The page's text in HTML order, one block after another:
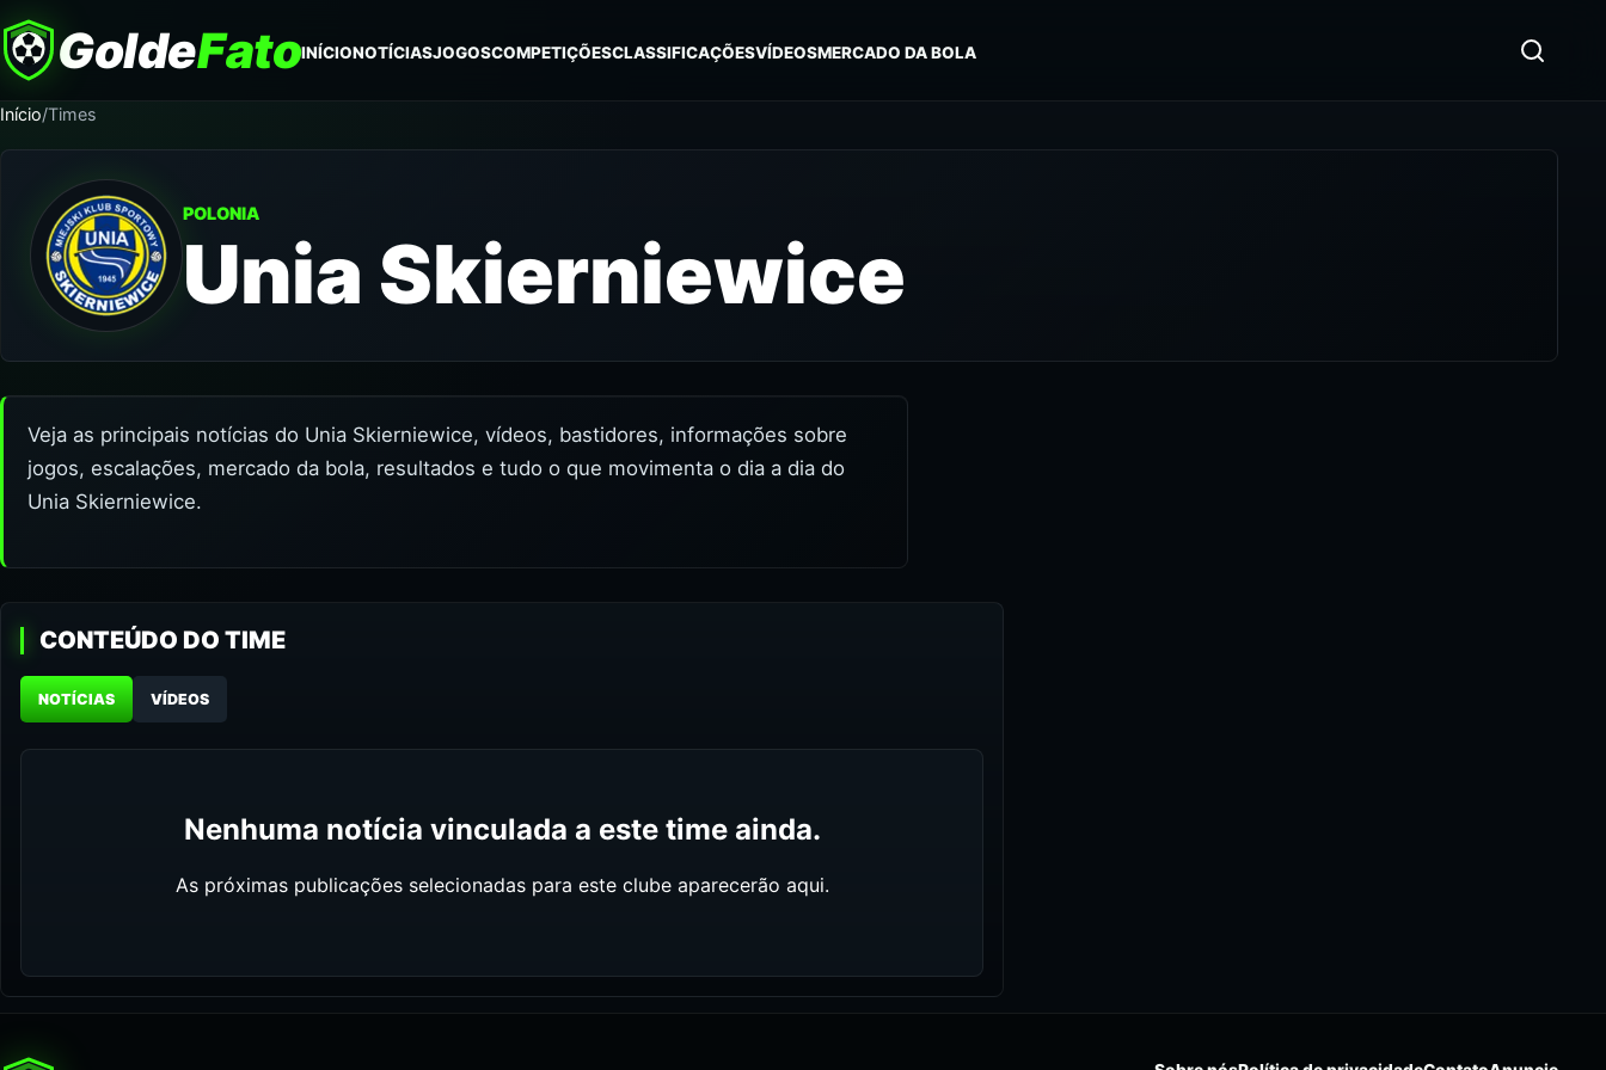
GoldeFatoINÍCIONOTÍCIASJOGOSCOMPETIÇÕESCLASSIFICAÇÕESVÍDEOSMERCADO DA BOLA
Início/Times
POLONIA
Unia Skierniewice
Veja as principais notícias do Unia Skierniewice, vídeos, bastidores, informações sobre
jogos, escalações, mercado da bola, resultados e tudo o que movimenta o dia a dia do
Unia Skierniewice.
CONTEÚDO DO TIME
NOTÍCIAS VÍDEOS
Nenhuma notícia vinculada a este time ainda.
As próximas publicações selecionadas para este clube aparecerão aqui.